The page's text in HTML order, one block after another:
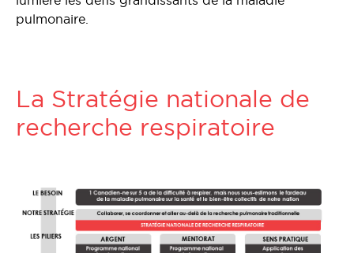
pulmonaire.
La Stratégie nationale de
recherche respiratoire